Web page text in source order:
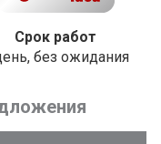
Срок работ
без ожидания